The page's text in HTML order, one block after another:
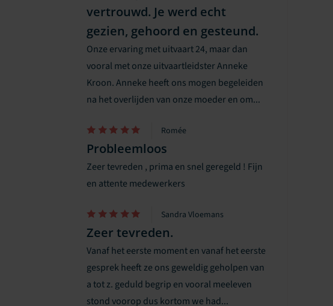
vertrouwd. Je werd echt
gezien, gehoord en gesteund.
Onze ervaring met uitvaart 24, maar dan
vooral met onze uitvaartleidster Anneke
Kroon. Anneke heeft ons mogen begeleiden
na het overlijden van onze moeder en om...
Romée
Probleemloos
Zeer tevreden , prima en snel geregeld ! Fijn
en attente medewerkers
Sandra Vloemans
Zeer tevreden.
Vanaf het eerste moment en vanaf het eerste
gesprek heeft ze ons geweldig geholpen van
a tot z. geduld begrip en vooral meeleven
stond voorop dus kortom we had...